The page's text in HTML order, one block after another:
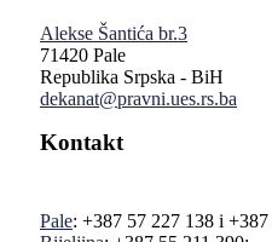
Alekse Šantića br.3
71420 Pale
Republika Srpska - BiH
dekanat@pravni.ues.rs.ba
Kontakt
Pale: +387 57 227 138 i